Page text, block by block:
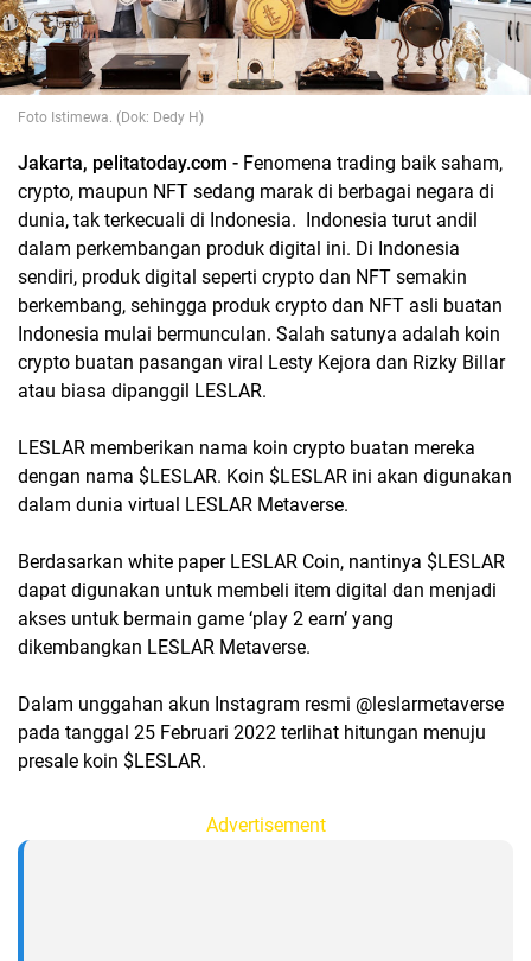
Foto Istimewa. (Dok: Dedy H)
Jakarta, pelitatoday.com - Fenomena trading baik saham,
crypto, maupun NFT sedang marak di berbagai negara di
dunia, tak terkecuali di Indonesia. Indonesia turut andil
dalam perkembangan produk digital ini. Di Indonesia
sendiri, produk digital seperti crypto dan NFT semakin
berkembang, sehingga produk crypto dan NFT asli buatan
Indonesia mulai bermunculan. Salah satunya adalah koin
crypto buatan pasangan viral Lesty Kejora dan Rizky Billar
atau biasa dipanggil LESLAR.
LESLAR memberikan nama koin crypto buatan mereka
dengan nama $LESLAR. Koin $LESLAR ini akan digunakan
dalam dunia virtual LESLAR Metaverse.
Berdasarkan white paper LESLAR Coin, nantinya $LESLAR
dapat digunakan untuk membeli item digital dan menjadi
akses untuk bermain game ‘play 2 earn’ yang
dikembangkan LESLAR Metaverse.
Dalam unggahan akun Instagram resmi @leslarmetaverse
pada tanggal 25 Februari 2022 terlihat hitungan menuju
presale koin $LESLAR.
Advertisement